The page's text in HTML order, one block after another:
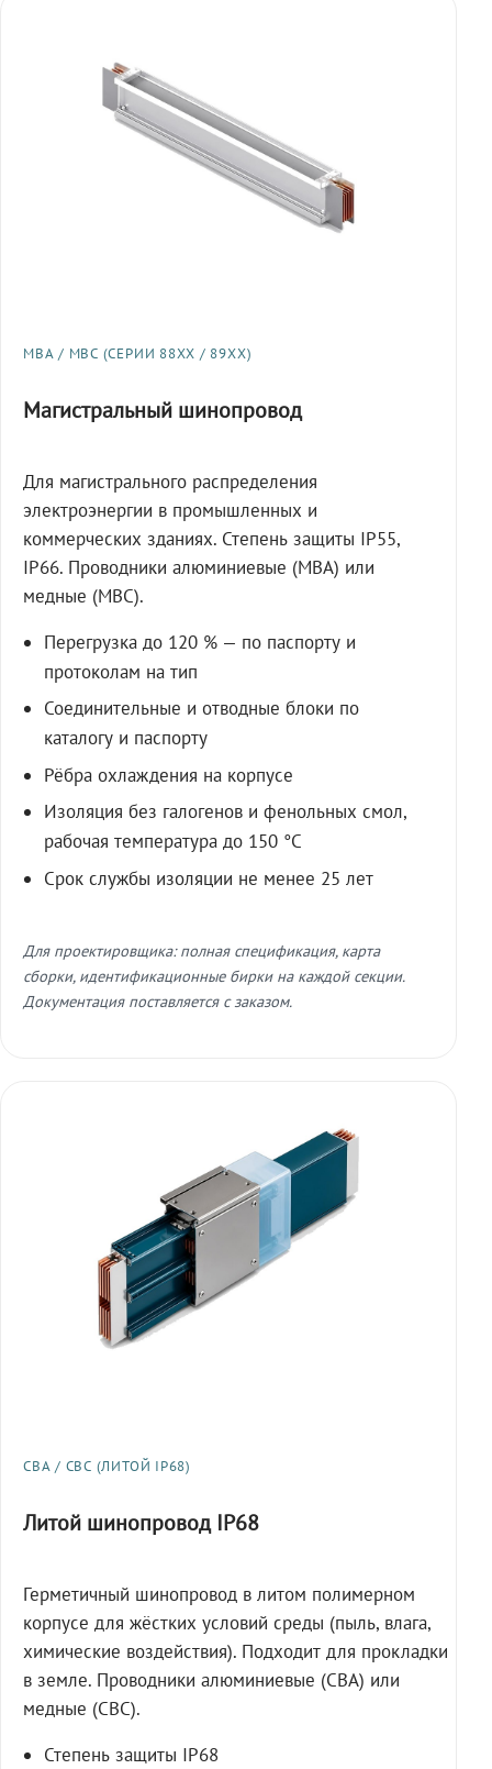
МВА / МВС (СЕРИИ 88XX / 89XX)
Магистральный шинопровод
Для магистрального распределения
электроэнергии в промышленных и
коммерческих зданиях. Степень защиты IP55,
IP66. Проводники алюминиевые (МВА) или
медные (МВС).
Перегрузка до 120 % — по паспорту и
протоколам на тип
Соединительные и отводные блоки по
каталогу и паспорту
Рёбра охлаждения на корпусе
Изоляция без галогенов и фенольных смол,
рабочая температура до 150 °C
Срок службы изоляции не менее 25 лет
Для проектировщика: полная спецификация, карта
сборки, идентификационные бирки на каждой секции.
Документация поставляется с заказом.
СВА / СВС (ЛИТОЙ IP68)
Литой шинопровод IP68
Герметичный шинопровод в литом полимерном
корпусе для жёстких условий среды (пыль, влага,
химические воздействия). Подходит для прокладки
в земле. Проводники алюминиевые (СВА) или
медные (СВС).
Степень защиты IP68